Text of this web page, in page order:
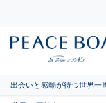
出会いと感動が待つ世界一